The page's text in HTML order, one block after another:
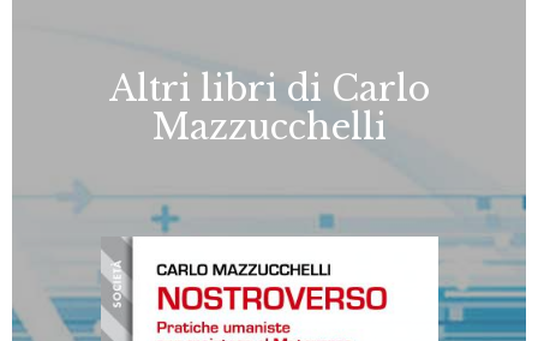
Altri libri di Carlo
Mazzucchelli